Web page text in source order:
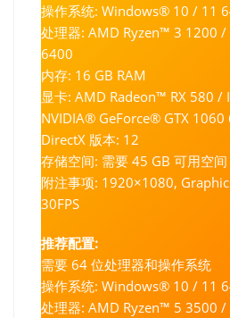
操作系统: Windows® 10 / 11
处理器: AMD Ryzen™ 3 1200
6400
内存: 16 GB RAM
显卡: AMD Radeon™ RX 580
NVIDIA® GeForce® GTX 1060
DirectX 版本: 12
存储空间: 需要 45 GB 可用空间
附注事项: 1920×1080,
30FPS
推荐配置:
需要 64 位处理器和操作系统
操作系统: Windows® 10 / 11
处理器: AMD Ryzen™ 5 3500